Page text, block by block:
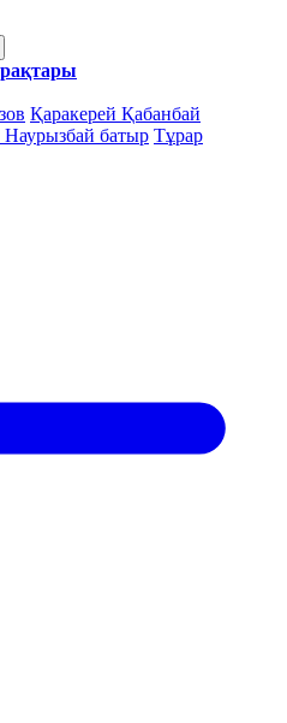
Қаракерей Қабанбай
батыр Тұрар